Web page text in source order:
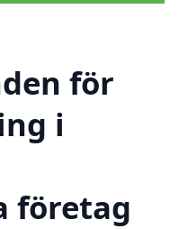
för
i
företag